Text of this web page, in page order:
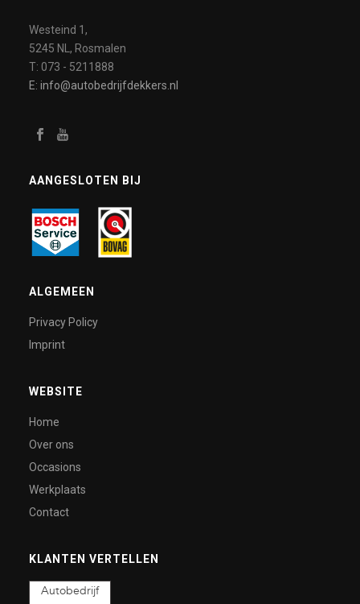
Westeind 1,
5245 NL, Rosmalen
T: 073 - 5211888
E: info@autobedrijfdekkers.nl
AANGESLOTEN BIJ
ALGEMEEN
Privacy Policy
Imprint
WEBSITE
Home
Over ons
Occasions
Werkplaats
Contact
KLANTEN VERTELLEN
Autobedrijf